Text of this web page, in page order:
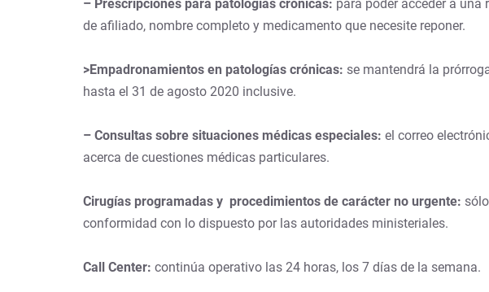
– Prescripciones para patologías crónicas: para poder acceder a una
de afiliado, nombre completo y medicamento que necesite reponer.
>Empadronamientos en patologías crónicas: se mantendrá la
hasta el 31 de agosto 2020 inclusive.
– Consultas sobre situaciones médicas especiales: el correo
acerca de cuestiones médicas particulares.
Cirugías programadas y procedimientos de carácter no urgente:
conformidad con lo dispuesto por las autoridades ministeriales.
Call Center: continúa operativo las 24 horas, los 7 días de la semana.